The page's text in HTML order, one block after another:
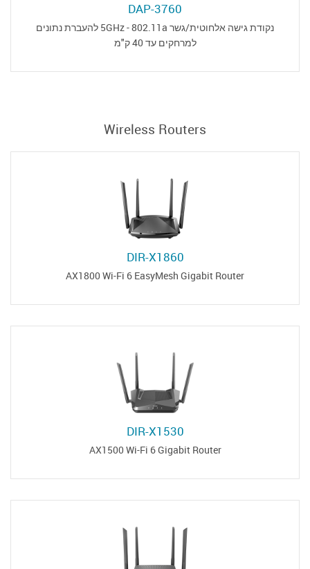
DAP-3760
נקודת גישה אלחוטית/גשר 5GHz - 802.11a להעברת נתונים
למרחקים עד 40 ק"מ
Wireless Routers
DIR-X1860
AX1800 Wi-Fi 6 EasyMesh Gigabit Router
DIR-X1530
AX1500 Wi-Fi 6 Gigabit Router